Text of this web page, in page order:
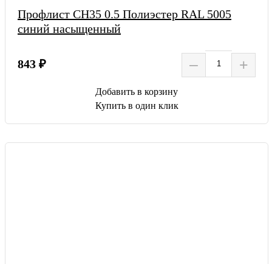
Профлист СН35 0.5 Полиэстер RAL 5005
синий насыщенный
843 ₽ – +
Добавить в корзину
Купить в один клик